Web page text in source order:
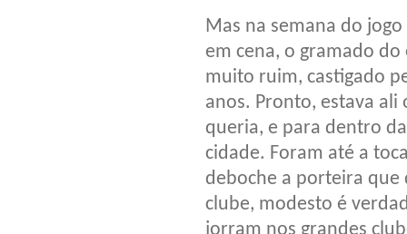
Mas na semana do
em cena, o gramado
muito ruim, castigado
anos. Pronto, estava
queria, e para dentro
cidade. Foram até a
deboche a porteira que
clube, modesto é